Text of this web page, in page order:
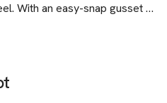
With an easy-snap gusset
any rolling, it's perfect